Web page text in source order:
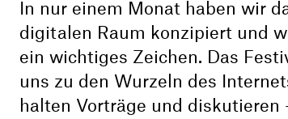
In nur einem Monat haben wir
digitalen Raum konzipiert und
ein wichtiges Zeichen. Das
uns zu den Wurzeln des
halten Vorträge und diskutieren